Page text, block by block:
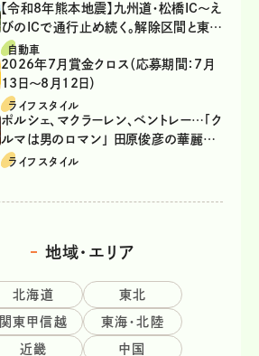
【令和8年熊本地震】九州道・松橋IC～え
びのICで通行止め続く。解除区間と東九
州道の迂回ルート
自動車
2026年7月賞金クロス（応募期間：7月
13日～8月12日）
ライフスタイル
ポルシェ、マクラーレン、ベントレー…「ク
ルマは男のロマン」 田原俊彦の華麗な
る愛車遍歴
ライフスタイル
地域・エリア
北海道 東北
関東甲信越 東海・北陸
近畿 中国